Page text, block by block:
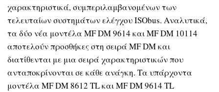
χαρακτηριστικά, συμπεριλαμβανομένων των
τελευταίων συστημάτων ελέγχου ISObus. Aναλυτικά,
τα δύο νέα μοντέλα MF DM 9614 και MF DM 10114
αποτελούν προσθήκες στη σειρά MF DM και
διατίθενται με μια σειρά χαρακτηριστικών που
ανταποκρίνονται σε κάθε ανάγκη. Τα υπάρχοντα
μοντέλα MF DM 8612 TL και MF DM 9614 TL